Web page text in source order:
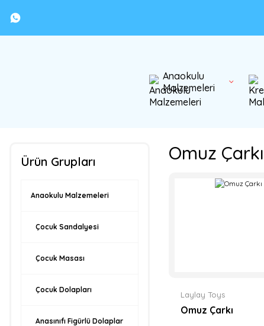
Anaokulu
Malzemeleri
Ürün Grupları
Anaokulu Malzemeleri
Çocuk Sandalyesi
Çocuk Masası
Çocuk Dolapları
Anasınıfı Figürlü Dolaplar
Omuz Çarkı
Laylay Toys
Omuz Çarkı